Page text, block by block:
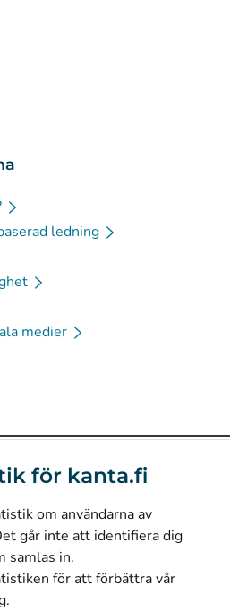
för kanta.fi
om användarna av
går inte att identifiera dig
samlas in.
för att förbättra vår
ledning
medier
välilehteen)
välilehteen)